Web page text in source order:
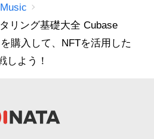
Music
リング基礎大全 Cubase
購入して、NFTを活用した
しよう！